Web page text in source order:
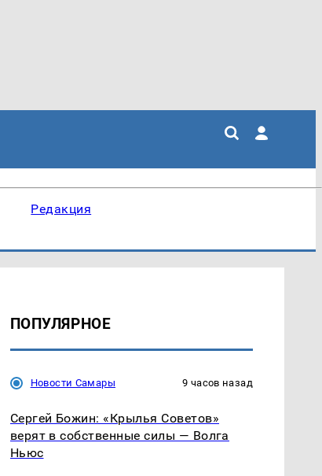
Редакция
ПОПУЛЯРНОЕ
Новости Самары 9 часов назад
Сергей Божин: «Крылья Советов»
верят в собственные силы — Волга
Ньюс